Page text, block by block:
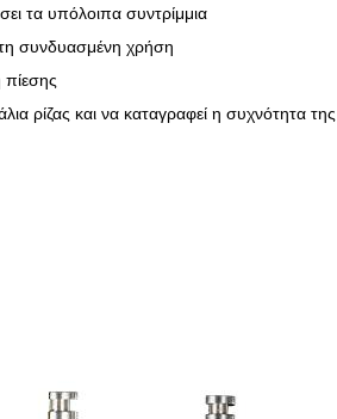
τα υπόλοιπα συντρίμμια
συνδυασμένη χρήση
ρίζας και να καταγραφεί η συχνότητα